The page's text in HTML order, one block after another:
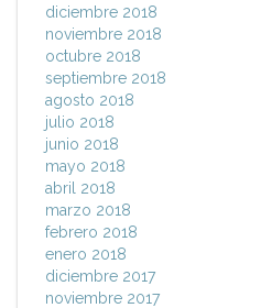
diciembre 2018
noviembre 2018
octubre 2018
septiembre 2018
agosto 2018
julio 2018
junio 2018
mayo 2018
abril 2018
marzo 2018
febrero 2018
enero 2018
diciembre 2017
noviembre 2017